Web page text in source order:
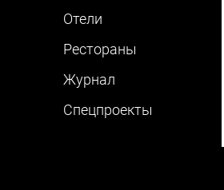
Отели
Рестораны
Журнал
Cпецпроекты